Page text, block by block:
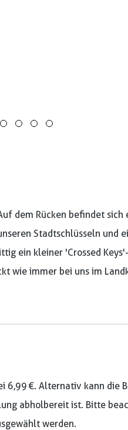
dem Rücken befindet sich
Stadtschlüsseln und
ein kleiner 'Crossed
wie immer bei uns im
6,99 €. Alternativ kann die
abholbereit ist. Bitte
werden.